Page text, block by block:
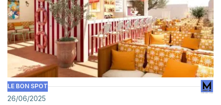
LE BON SPOT
26/06/2025